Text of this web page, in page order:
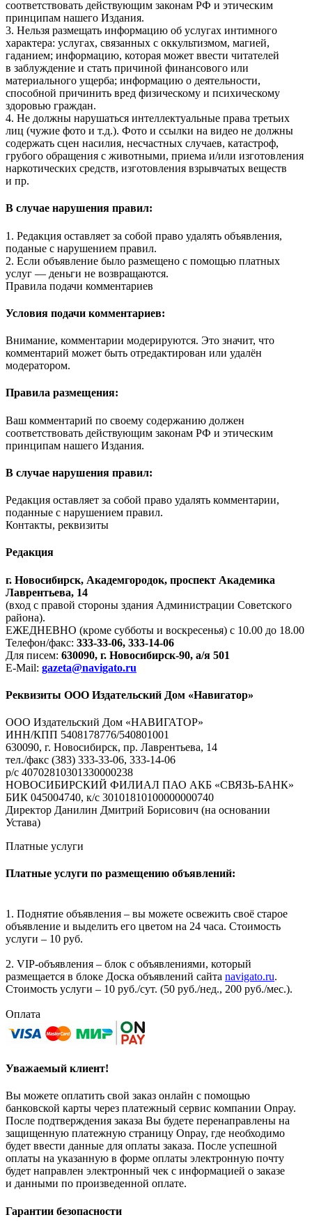
соответствовать действующим законам РФ и этическим
принципам нашего Издания.
3. Нельзя размещать информацию об услугах интимного
характера: услугах, связанных с оккультизмом, магией,
гаданием; информацию, которая может ввести читателей
в заблуждение и стать причиной финансового или
материального ущерба; информацию о деятельности,
способной причинить вред физическому и психическому
здоровью граждан.
4. Не должны нарушаться интеллектуальные права третьих
лиц (чужие фото и т.д.). Фото и ссылки на видео не должны
содержать сцен насилия, несчастных случаев, катастроф,
грубого обращения с животными, приема и/или изготовления
наркотических средств, изготовления взрывчатых веществ
и пр.
В случае нарушения правил:
1. Редакция оставляет за собой право удалять объявления,
поданые с нарушением правил.
2. Если объявление было размещено с помощью платных
услуг — деньги не возвращаются.
Правила подачи комментариев
Условия подачи комментариев:
Внимание, комментарии модерируются. Это значит, что
комментарий может быть отредактирован или удалён
модератором.
Правила размещения:
Ваш комментарий по своему содержанию должен
соответствовать действующим законам РФ и этическим
принципам нашего Издания.
В случае нарушения правил:
Редакция оставляет за собой право удалять комментарии,
поданные с нарушением правил.
Контакты, реквизиты
Редакция
г. Новосибирск, Академгородок, проспект Академика
Лаврентьева, 14
(вход с правой стороны здания Администрации Советского
района).
ЕЖЕДНЕВНО (кроме субботы и воскресенья) с 10.00 до 18.00
Телефон/факс: 333-33-06, 333-14-06
Для писем: 630090, г. Новосибирск-90, а/я 501
E-Mail: gazeta@navigato.ru
Реквизиты ООО Издательский Дом «Навигатор»
ООО Издательский Дом «НАВИГАТОР»
ИНН/КПП 5408178776/540801001
630090, г. Новосибирск, пр. Лаврентьева, 14
тел./факс (383) 333-33-06, 333-14-06
р/с 40702810301330000238
НОВОСИБИРСКИЙ ФИЛИАЛ ПАО АКБ «СВЯЗЬ-БАНК»
БИК 045004740, к/с 30101810100000000740
Директор Данилин Дмитрий Борисович (на основании
Устава)
Платные услуги
Платные услуги по размещению объявлений:
1. Поднятие объявления – вы можете освежить своё старое
объявление и выделить его цветом на 24 часа. Стоимость
услуги – 10 руб.
2. VIP-объявления – блок с объявлениями, который
размещается в блоке Доска объявлений сайта navigato.ru.
Стоимость услуги – 10 руб./сут. (50 руб./нед., 200 руб./мес.).
Оплата
Уважаемый клиент!
Вы можете оплатить свой заказ онлайн с помощью
банковской карты через платежный сервис компании Onpay.
После подтверждения заказа Вы будете перенаправлены на
защищенную платежную страницу Onpay, где необходимо
будет ввести данные для оплаты заказа. После успешной
оплаты на указанную в форме оплаты электронную почту
будет направлен электронный чек с информацией о заказе
и данными по произведенной оплате.
Гарантии безопасности